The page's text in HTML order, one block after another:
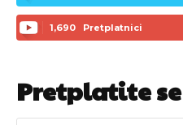
1,690 Pretplatnici
Pretplatite se